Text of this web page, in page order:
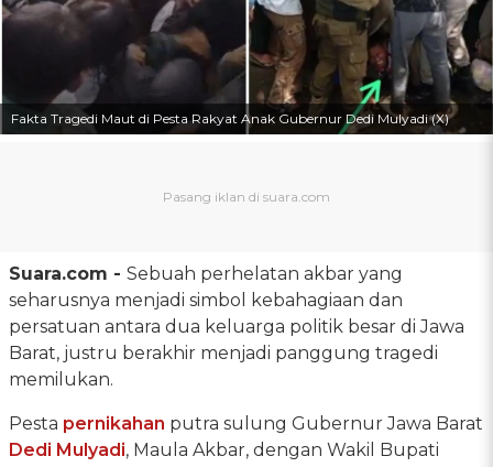
Fakta Tragedi Maut di Pesta Rakyat Anak Gubernur Dedi Mulyadi (X)
Suara.com - Sebuah perhelatan akbar yang
seharusnya menjadi simbol kebahagiaan dan
persatuan antara dua keluarga politik besar di Jawa
Barat, justru berakhir menjadi panggung tragedi
memilukan.
Pesta pernikahan putra sulung Gubernur Jawa Barat
Dedi Mulyadi, Maula Akbar, dengan Wakil Bupati